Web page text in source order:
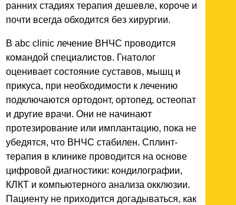
ранних стадиях терапия дешевле, короче и
почти всегда обходится без хирургии.
В abc clinic лечение ВНЧС проводится
командой специалистов. Гнатолог
оценивает состояние суставов, мышц и
прикуса, при необходимости к лечению
подключаются ортодонт, ортопед, остеопат
и другие врачи. Они не начинают
протезирование или имплантацию, пока не
убедятся, что ВНЧС стабилен. Сплинт-
терапия в клинике проводится на основе
цифровой диагностики: кондилографии,
КЛКТ и компьютерного анализа окклюзии.
Пациенту не приходится догадываться, как